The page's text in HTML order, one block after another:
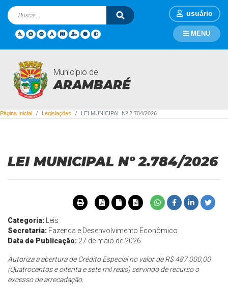
usuário
Município de
ARAMBARÉ
MENU
Legislações
Página Inicial Legislações LEI MUNICIPAL Nº 2.784/2026
LEI MUNICIPAL Nº 2.784/2026
Categoria:
Leis
Secretaria: Fazenda e Desenvolvimento Econômico
Data de Publicação: 27 de maio de 2026
Autoriza a abertura de Crédito Especial no valor de R$ 487.000,00
(Quatrocentos e oitenta e sete mil reais) servindo de recurso o
excesso de arrecadação.